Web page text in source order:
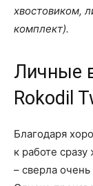
хвостовиком,
комплект).
Личные
Rokodil
Благодаря
к работе
– сверла